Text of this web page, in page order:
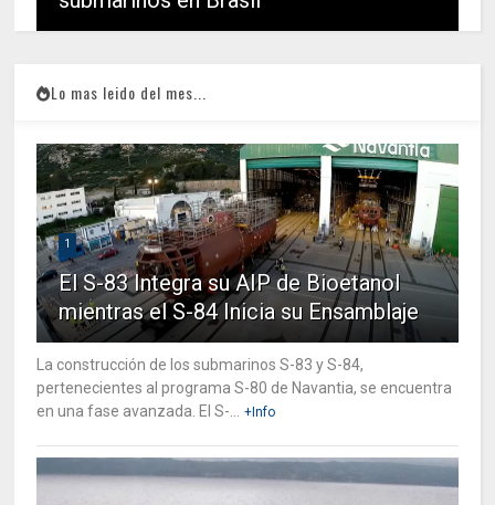
Lo mas leido del mes...
1
El S-83 Integra su AIP de Bioetanol
mientras el S-84 Inicia su Ensamblaje
La construcción de los submarinos S-83 y S-84,
pertenecientes al programa S-80 de Navantia, se encuentra
en una fase avanzada. El S-... +Info